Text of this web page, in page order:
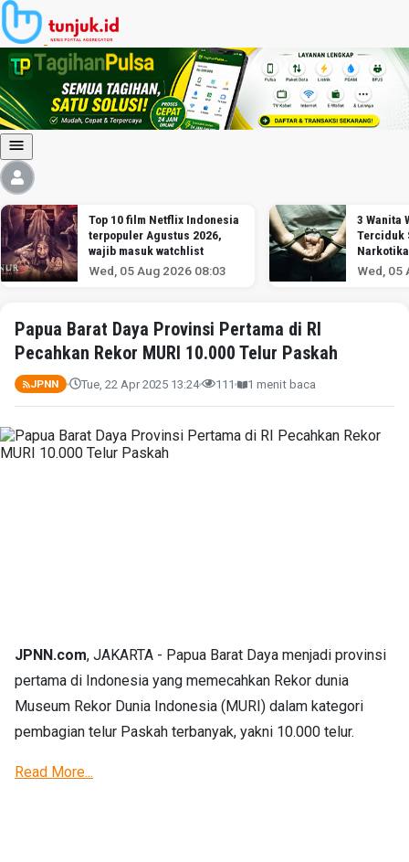
Top 10 film Netflix Indonesia
terpopuler Agustus 2026,
wajib masuk watchlist
Wed, 05 Aug 2026 08:03
3 Wanita
Terciduk
Wed, 05
Papua Barat Daya Provinsi Pertama di RI
Pecahkan Rekor MURI 10.000 Telur Paskah
JPNN Tue, 22 Apr 2025 13:24 111 1 menit baca
JPNN.com, JAKARTA - Papua Barat Daya menjadi provinsi
pertama di Indonesia yang memecahkan Rekor dunia
Museum Rekor Dunia Indonesia (MURI) dalam kategori
pembagian telur Paskah terbanyak, yakni 10.000 telur.
Read More...